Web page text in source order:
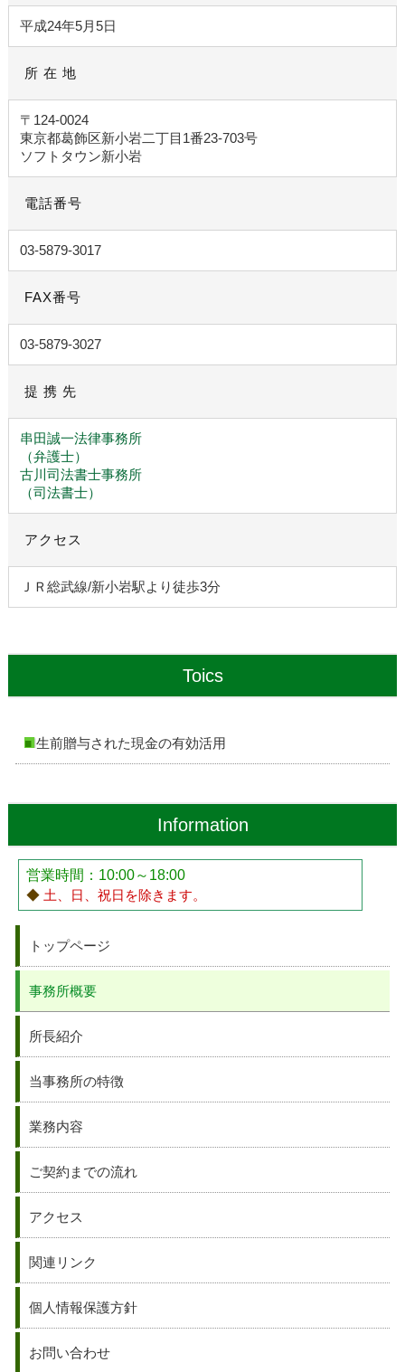
平成24年5月5日
所 在 地
〒124-0024
東京都葛飾区新小岩二丁目1番23-703号
ソフトタウン新小岩
電話番号
03-5879-3017
FAX番号
03-5879-3027
提 携 先
串田誠一法律事務所
（弁護士）
古川司法書士事務所
（司法書士）
アクセス
ＪＲ総武線/新小岩駅より徒歩3分
Toics
生前贈与された現金の有効活用
Information
営業時間：10:00～18:00
◆ 土、日、祝日を除きます。
トップページ
事務所概要
所長紹介
当事務所の特徴
業務内容
ご契約までの流れ
アクセス
関連リンク
個人情報保護方針
お問い合わせ